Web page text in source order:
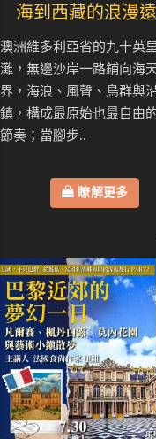
海到西藏的浪漫
澳洲維多利亞省的九十英
灘，無邊沙岸一路鋪向海
界，海浪、風聲、鳥群與
鎮，構成最原始也最自由
節奏；當腳步..
瞭解更多